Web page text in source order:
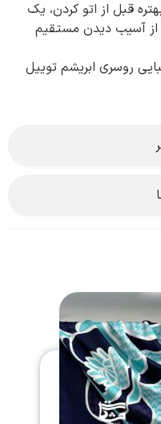
قبل از اتو کردن، یک
از آسیب دیدن مستقیم
روسری ابریشم توییل